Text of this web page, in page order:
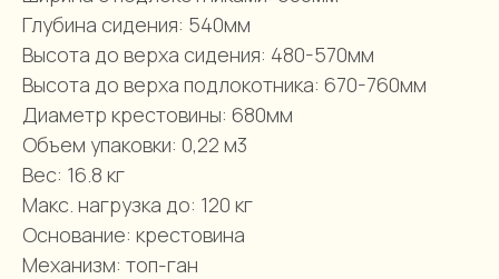
Глубина сидения: 540мм
Высота до верха сидения: 480-570мм
Высота до верха подлокотника: 670-760мм
Диаметр крестовины: 680мм
Объем упаковки: 0,22 м3
Вес: 16.8 кг
Макс. нагрузка до: 120 кг
Основание: крестовина
Механизм: топ-ган